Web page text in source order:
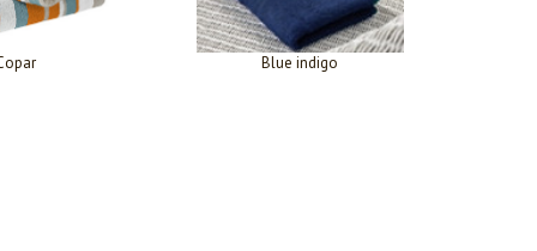
Blue indigo